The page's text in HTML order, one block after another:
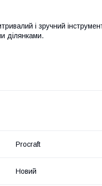
і зручний
ділянками.
Procraft
Новий